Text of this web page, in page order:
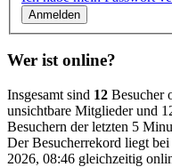
Wer ist online?
Insgesamt sind 12 Besucher
unsichtbare Mitglieder und
Besuchern der letzten 5
Der Besucherrekord liegt bei
2026, 08:46 gleichzeitig